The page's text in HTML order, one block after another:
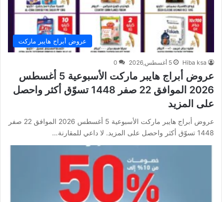
عروض أبراج هايبر ماركت
Hiba ksa 5 أغسطس,2026 0
عروض أبراج هايبر ماركت الأسبوعية 5 أغسطس
2026 الموافق 22 صفر 1448 تسوّق أكثر واحصل
على المزيد
عروض أبراج هايبر ماركت الأسبوعية 5 أغسطس 2026 الموافق 22 صفر
1448 تسوّق أكثر واحصل على المزيد. لا داعي للمقارنة…